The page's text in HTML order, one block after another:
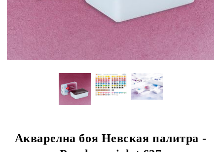
Акварелна боя Невская палитра -